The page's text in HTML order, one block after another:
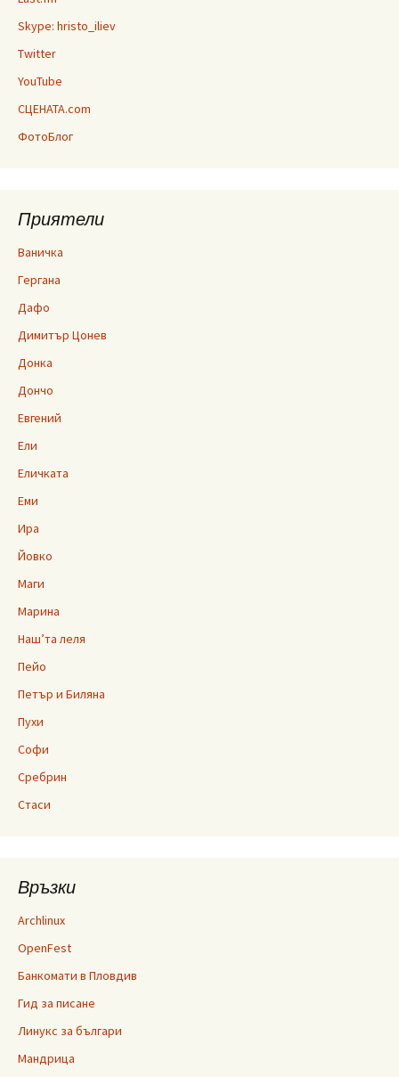
Skype: hristo_iliev
Twitter
YouTube
СЦЕНАТА.com
ФотоБлог
Приятели
Ваничка
Гергана
Дафо
Димитър Цонев
Донка
Дончо
Евгений
Ели
Еличката
Еми
Ира
Йовко
Маги
Марина
Наш’та леля
Пейо
Петър и Биляна
Пухи
Софи
Сребрин
Стаси
Връзки
Archlinux
OpenFest
Банкомати в Пловдив
Гид за писане
Линукс за българи
Мандрица